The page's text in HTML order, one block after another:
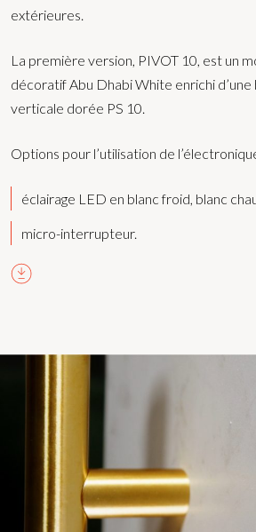
extérieures.
La première version, PIVOT 10, est un
décoratif Abu Dhabi White enrichi
verticale dorée PS 10.
Options pour l’utilisation de
éclairage LED en blanc froid, blanc
micro-interrupteur.